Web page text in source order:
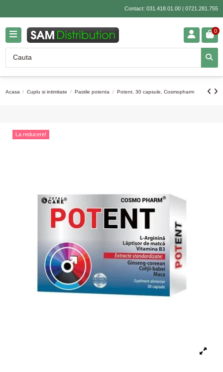
Contact: 031.418.01.00| 0721.281.755
0
Acasa Cuplu si intimitate Pastile potenta Potent, 30 capsule, Cosmopharm
La reducere!